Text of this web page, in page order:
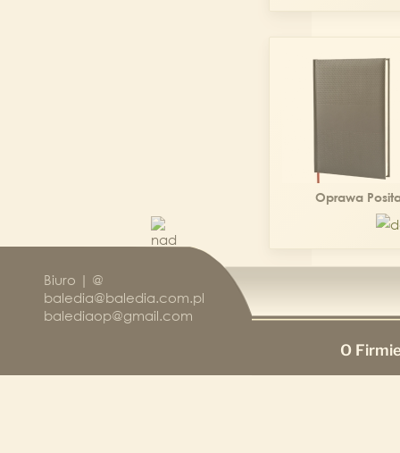
Oprawa
Biuro | @
baledia@baledia.com.pl
balediaop@gmail.com
O